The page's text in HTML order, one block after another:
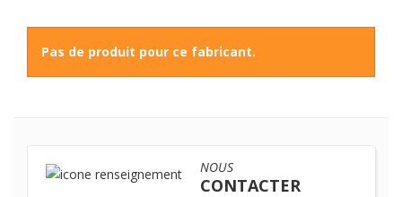
Pas de produit pour ce fabricant.
NOUS
CONTACTER